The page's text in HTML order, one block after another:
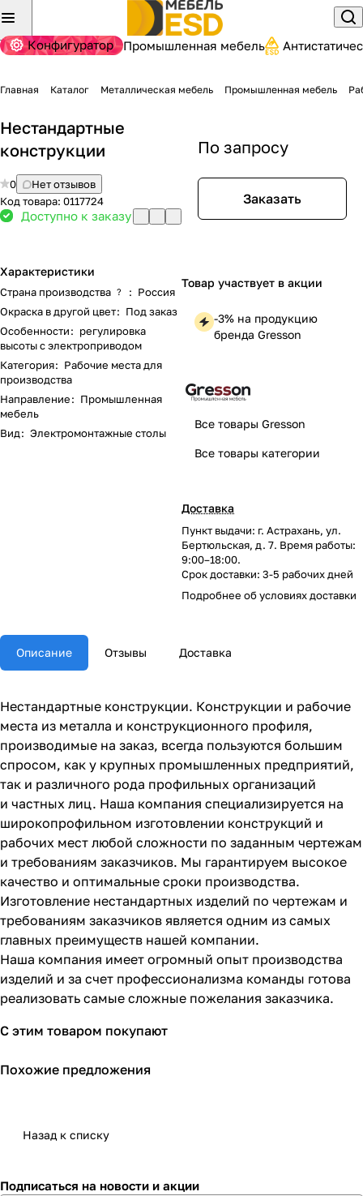
Конфигуратор Промышленная мебель
Главная Каталог Металлическая мебель Промышленная мебель
Нестандартные
конструкции
0
Нет отзывов
Код товара: 0117724
Доступно к заказу
Характеристики
Страна производства ? : Россия
Окраска в другой цвет: Под заказ
Особенности: регулировка
высоты с электроприводом
Категория: Рабочие места для
производства
Направление: Промышленная
мебель
Вид: Электромонтажные столы
По запросу
Заказать
Товар участвует в акции
-3% на продукцию
бренда Gresson
Все товары Gresson
Все товары категории
Доставка
Пункт выдачи: г. Астрахань, ул.
Бертюльская, д. 7. Время работы:
9:00–18:00.
Срок доставки: 3-5 рабочих дней
Подробнее обусловиях доставки
Описание Отзывы Доставка
Нестандартные конструкции. Конструкции и рабочие
места из металла и конструкционного профиля,
производимые на заказ, всегда пользуются большим
спросом, как у крупных промышленных предприятий,
так и различного рода профильных организаций
и частных лиц. Наша компания специализируется на
широкопрофильном изготовлении конструкций и
рабочих мест любой сложности по заданным чертежам
и требованиям заказчиков. Мы гарантируем высокое
качество и оптимальные сроки производства.
Изготовление нестандартных изделий по чертежам и
требованиям заказчиков является одним из самых
главных преимуществ нашей компании.
Наша компания имеет огромный опыт производства
изделий и за счет профессионализма команды готова
реализовать самые сложные пожелания заказчика.
С этим товаром покупают
Похожие предложения
Назад к списку
Подписаться на новости и акции